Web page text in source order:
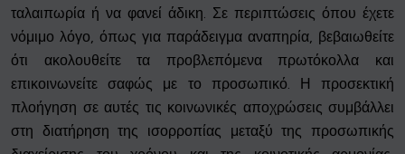
ταλαιπωρία ή να φανεί άδικη. Σε περιπτώσεις όπου έχετε
νόμιμο λόγο, όπως για παράδειγμα αναπηρία, βεβαιωθείτε
ότι ακολουθείτε τα προβλεπόμενα πρωτόκολλα και
επικοινωνείτε σαφώς με το προσωπικό. Η προσεκτική
πλοήγηση σε αυτές τις κοινωνικές αποχρώσεις συμβάλλει
στη διατήρηση της ισορροπίας μεταξύ της προσωπικής